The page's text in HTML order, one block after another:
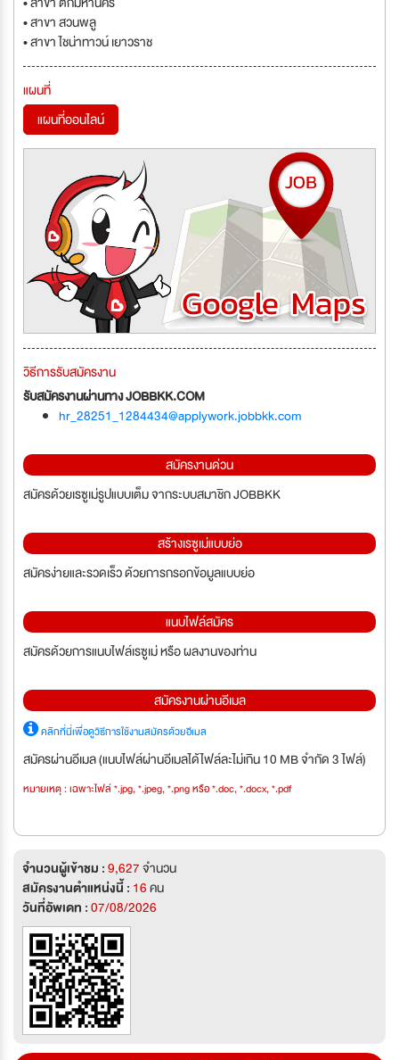
• สาขา สวนพลู
• สาขา ไชน่าทาวน์ เยาวราช
แผนที่
แผนที่ออนไลน์
วิธีการรับสมัครงาน
รับสมัครงานผ่านทาง JOBBKK.COM
hr_28251_1284434@applywork.jobbkk.com
สมัครงานด่วน
สมัครด้วยเรซูเม่รูปแบบเต็ม จากระบบสมาชิก JOBBKK
สร้างเรซูเม่แบบย่อ
สมัครง่ายและรวดเร็ว ด้วยการกรอกข้อมูลแบบย่อ
แนบไฟล์สมัคร
สมัครด้วยการแนบไฟล์เรซูเม่ หรือ ผลงานของท่าน
สมัครงานผ่านอีเมล
คลิกที่นี่เพื่อดูวิธีการใช้งานสมัครด้วยอีเมล
สมัครผ่านอีเมล (แนบไฟล์ผ่านอีเมลได้ไฟล์ละไม่เกิน 10 MB จำกัด 3 ไฟล์)
หมายเหตุ : เฉพาะไฟล์ *.jpg, *.jpeg, *.png หรือ *.doc, *.docx, *.pdf
จำนวนผู้เข้าชม :9,627จำนวน
สมัครงานตำแหน่งนี้ : 16คน
วันที่อัพเดท :07/08/2026